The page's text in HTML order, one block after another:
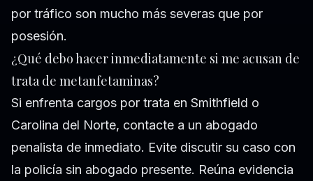
por tráfico son mucho más severas que por
posesión.
¿Qué debo hacer inmediatamente si me acusan de
trata de metanfetaminas?
Si enfrenta cargos por trata en Smithfield o
Carolina del Norte, contacte a un abogado
penalista de inmediato. Evite discutir su caso con
la policía sin abogado presente. Reúna evidencia